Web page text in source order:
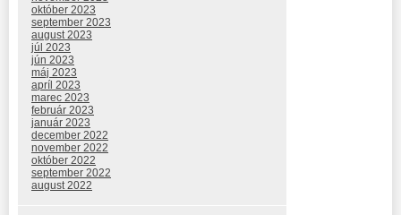
október 2023
september 2023
august 2023
júl 2023
jún 2023
máj 2023
apríl 2023
marec 2023
február 2023
január 2023
december 2022
november 2022
október 2022
september 2022
august 2022